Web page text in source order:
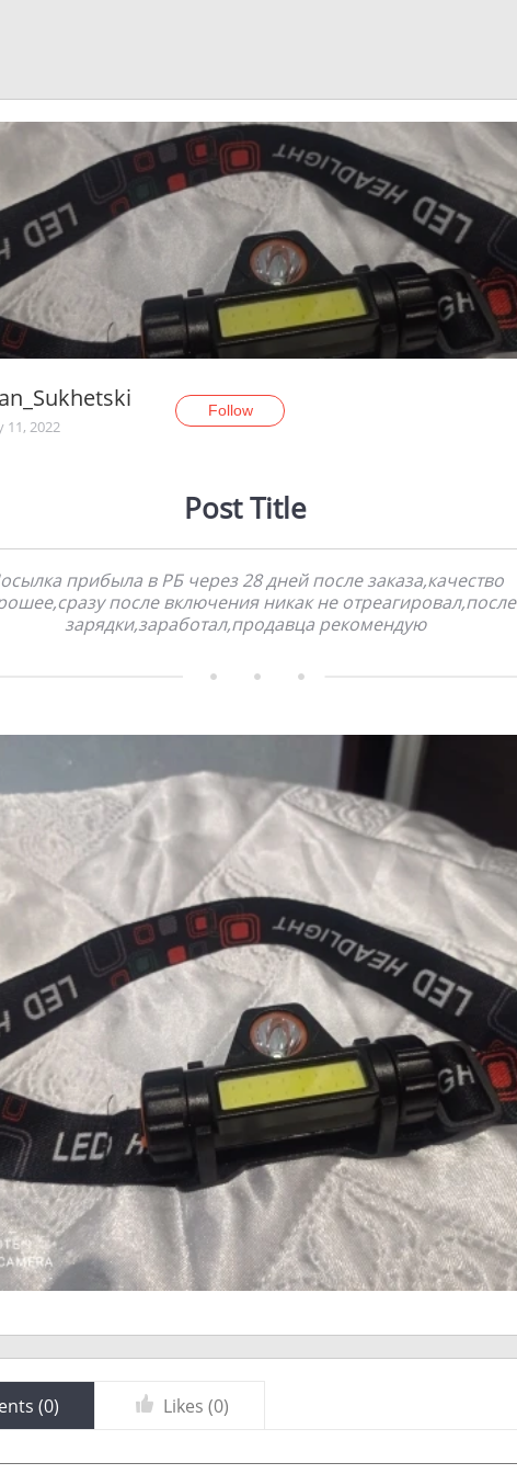
11, 2022
Follow
Post Title
прибыла в РБ через 28 дней после заказа,качество
после включения никак не отреагировал,после
зарядки,заработал,продавца рекомендую
(0) Likes (0)